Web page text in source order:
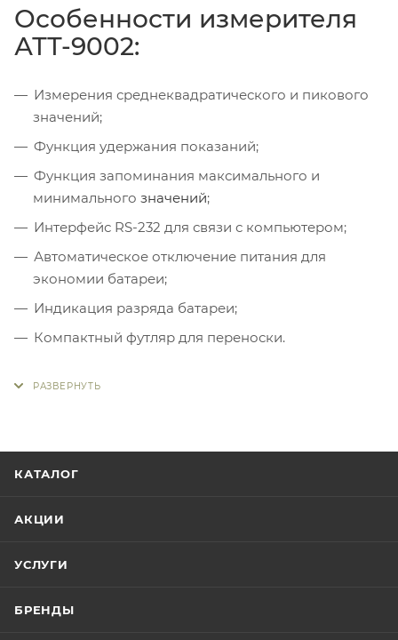
Особенности измерителя
АТТ-9002:
Измерения среднеквадратического и пикового
значений;
Функция удержания показаний;
Функция запоминания максимального и
минимального значений;
Интерфейс RS-232 для связи с компьютером;
Автоматическое отключение питания для
экономии батареи;
Индикация разряда батареи;
Компактный футляр для переноски.
КАТАЛОГ
АКЦИИ
УСЛУГИ
БРЕНДЫ